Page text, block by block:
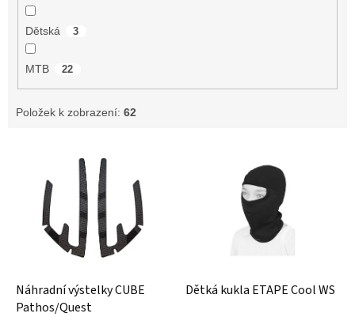
Dětská 3
MTB 22
Položek k zobrazení: 62
Náhradní výstelky CUBE
Pathos/Quest
Dětká kukla ETAPE Cool WS